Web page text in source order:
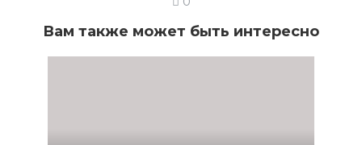
Вам также может быть интересно